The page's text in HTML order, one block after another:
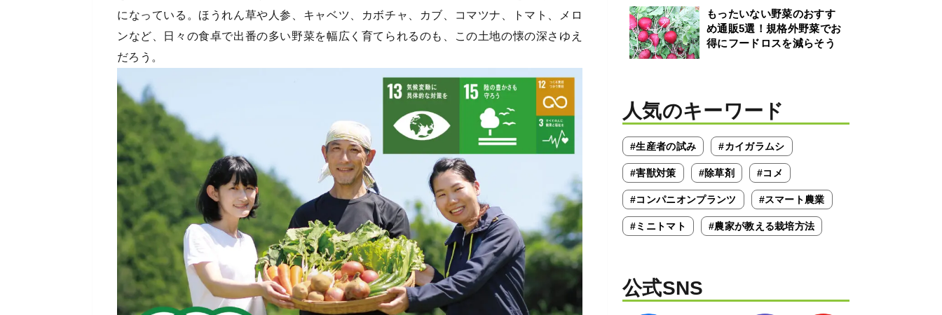
になっている。ほうれん草や人参、キャベツ、カボチャ、カブ、コマツナ、トマト、メロ
ンなど、日々の食卓で出番の多い野菜を幅広く育てられるのも、この土地の懐の深さゆえ
だろう。
もったいない野菜のおすす
め通販5選！規格外野菜でお
得にフードロスを減らそう
人気のキーワード
#生産者の試み #カイガラムシ
#害獣対策 #除草剤 #コメ
#コンパニオンプランツ #スマート農業
#ミニトマト #農家が教える栽培方法
公式SNS